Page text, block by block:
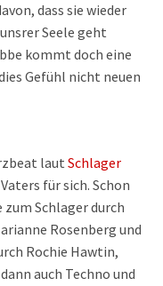
dass sie wieder
Seele geht
kommt doch eine
Gefühl nicht neuen
laut Schlager
für sich. Schon
Schlager durch
Rosenberg und
Rochie Hawtin,
auch Techno und